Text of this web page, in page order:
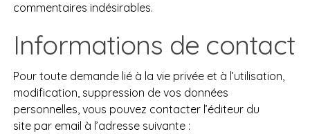
commentaires indésirables.
Informations de contact
Pour toute demande lié à la vie privée et à l’utilisation,
modification, suppression de vos données
personnelles, vous pouvez contacter l’éditeur du
site par email à l’adresse suivante :